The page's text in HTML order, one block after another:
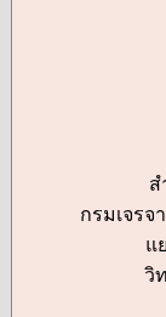
ส
กรมเจรจ
แ
วิ